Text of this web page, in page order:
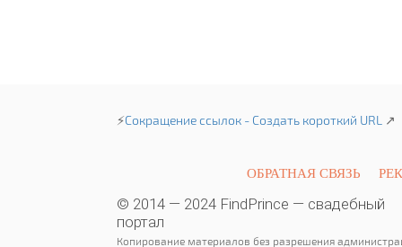
⚡Сокращение ссылок - Создать короткий URL ↗
ОБРАТНАЯ СВЯЗЬ
© 2014 — 2024 FindPrince — свадебный
портал
Копирование материалов без разрешения